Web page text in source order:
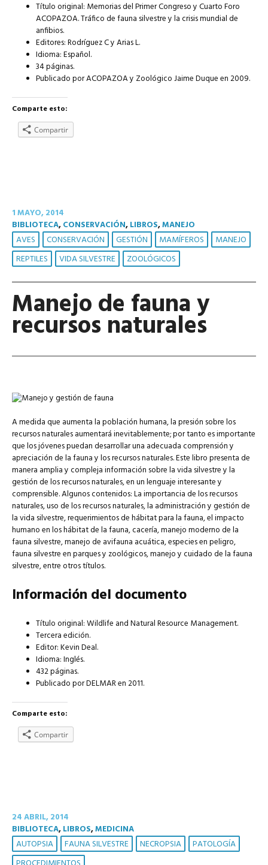
Título original: Memorias del Primer Congreso y Cuarto Foro
ACOPAZOA. Tráfico de fauna silvestre y la crisis mundial de
anfibios.
Editores: Rodríguez C y Arias L.
Idioma: Español.
34 páginas.
Publicado por ACOPAZOA y Zoológico Jaime Duque en 2009.
Comparte esto:
Compartir
1 MAYO, 2014
BIBLIOTECA,CONSERVACIÓN,LIBROS,MANEJO
AVES CONSERVACIÓN GESTIÓN MAMÍFEROS
MANEJO
REPTILES
VIDA SILVESTRE ZOOLÓGICOS
Manejo de fauna y
recursos naturales
A medida que aumenta la población humana, la presión sobre los
recursos naturales aumentará inevitablemente; por tanto es importante
que los jóvenes puedan desarrollar una adecuada comprensión y
apreciación de la fauna y los recursos naturales. Este libro presenta de
manera amplia y compleja información sobre la vida silvestre y la
gestión de los recursos naturales, en un lenguaje interesante y
comprensible. Algunos contenidos: La importancia de los recursos
naturales, uso de los recursos naturales, la administración y gestión de
la vida silvestre, requerimientos de hábitat para la fauna, el impacto
humano en los hábitat de la fauna, cacería, manejo moderno de la
fauna silvestre, manejo de avifauna acuática, especies en peligro,
fauna silvestre en parques y zoológicos, manejo y cuidado de la fauna
silvestre, entre otros títulos.
Información del documento
Título original: Wildlife and Natural Resource Management.
Tercera edición.
Editor: Kevin Deal.
Idioma: Inglés.
432 páginas.
Publicado por DELMAR en 2011.
Comparte esto:
Compartir
24 ABRIL, 2014
BIBLIOTECA,LIBROS,MEDICINA
AUTOPSIA FAUNA SILVESTRE NECROPSIA
PATOLOGÍA